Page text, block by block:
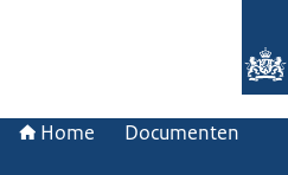
Home Documenten